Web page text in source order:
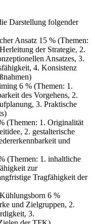
Darstellung folgender
Ansatz 15 % (Themen:
der Strategie, 2.
Ansatzes, 3.
4. Konsistenz
6 % (Themen: 1.
des Vorgehens, 2.
3. Praktische
(Themen: 1. Originalität
2. gestalterische
und
(Themen: 1. inhaltliche
zur
Tragfähigkeit der
6 %
und Zielgruppen, 2.
3.